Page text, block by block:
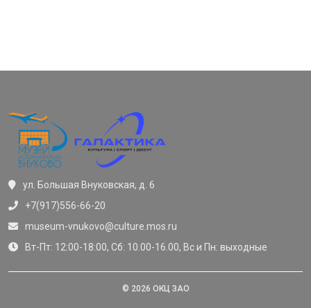
ул. Большая Внуковская, д. 6
+7(917)556-66-20
museum-vnukovo@culture.mos.ru
Вт-Пт: 12:00-18:00, Сб: 10.00-16.00, Вс и Пн: выходные
© 2026 ОКЦ ЗАО